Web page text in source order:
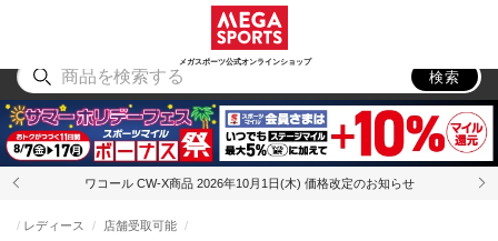
メガスポーツ公式オンラインショップ
アウトドア
検索
ワコール CW-X商品 2026年10月1日(木) 価格改定のお知らせ
レディース 店舗受取可能